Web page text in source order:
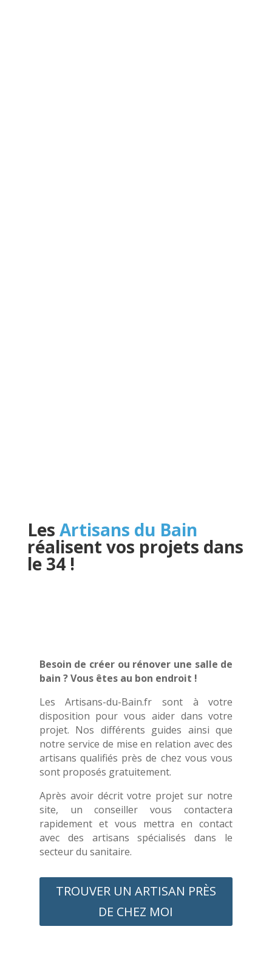
Les Artisans du Bain
réalisent vos projets dans
le 34 !
Besoin de créer ou rénover une salle de
bain ? Vous êtes au bon endroit !
Les Artisans-du-Bain.fr sont à votre
disposition pour vous aider dans votre
projet. Nos différents guides ainsi que
notre service de mise en relation avec des
artisans qualifiés près de chez vous vous
sont proposés gratuitement.
Après avoir décrit votre projet sur notre
site, un conseiller vous contactera
rapidement et vous mettra en contact
avec des artisans spécialisés dans le
secteur du sanitaire.
TROUVER UN ARTISAN PRÈS
DE CHEZ MOI